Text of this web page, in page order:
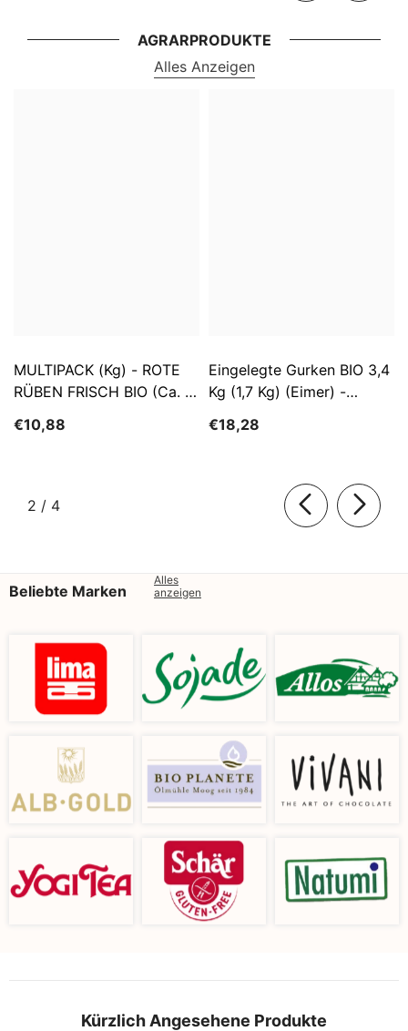
AGRARPRODUKTE
Alles Anzeigen
MULTIPACK (kg) - ROTE
RÜBEN FRISCH BIO (ca. 5
€10,88
Eingelegte Gurken BIO 3,4
Kg (1,7 Kg) (Eimer) -
€18,28
2 / von
4
Beliebte Marken
Alles
anzeigen
Kürzlich Angesehene Produkte